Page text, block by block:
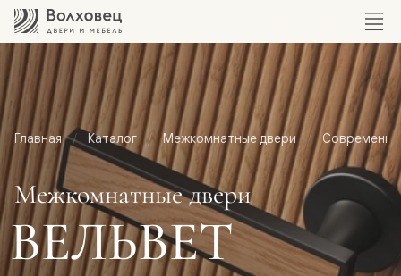
Главная Каталог Межкомнатные двери
Межкомнатные двери
ВЕЛЬВЕТ